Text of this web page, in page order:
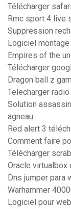
Télécharger
Rmc sport 4 live
Suppression
Logiciel
Empires of the
Télécharger
Dragon ball z
Telecharger
Solution
agneau
Red alert 3
Comment faire
Télécharger
Oracle virtualbox
Dns jumper para
Warhammer
Logiciel pour